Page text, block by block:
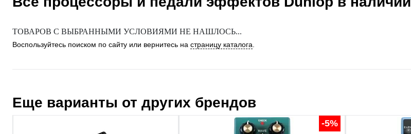
ТОВАРОВ С ВЫБРАННЫМИ УСЛОВИЯМИ НЕ НАШЛОСЬ...
Воспользуйтесь поиском по сайту или вернитесь на страницу каталога
Еще варианты от других брендов
-5%